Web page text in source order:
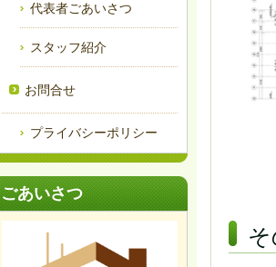
代表者ごあいさつ
スタッフ紹介
お問合せ
プライバシーポリシー
ごあいさつ